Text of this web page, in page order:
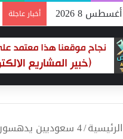
8 2026 أخبار عاجلة
الرئيسية/4 سعوديين يدهسون مصري اليوم في الرياض